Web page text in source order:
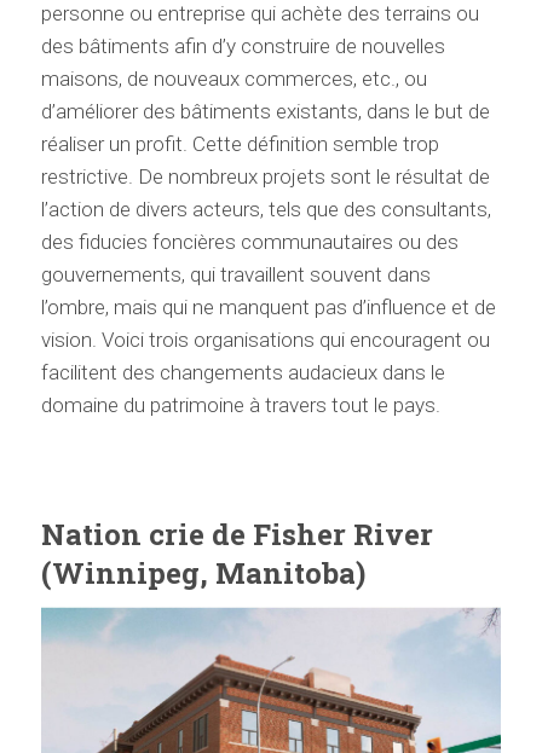
personne ou entreprise qui achète des terrains ou
des bâtiments afin d’y construire de nouvelles
maisons, de nouveaux commerces, etc., ou
d’améliorer des bâtiments existants, dans le but de
réaliser un profit. Cette définition semble trop
restrictive. De nombreux projets sont le résultat de
l’action de divers acteurs, tels que des consultants,
des fiducies foncières communautaires ou des
gouvernements, qui travaillent souvent dans
l’ombre, mais qui ne manquent pas d’influence et de
vision. Voici trois organisations qui encouragent ou
facilitent des changements audacieux dans le
domaine du patrimoine à travers tout le pays.
Nation crie de Fisher River
(Winnipeg, Manitoba)